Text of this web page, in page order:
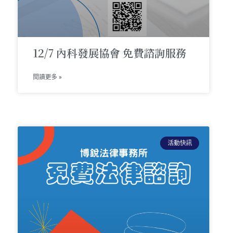
12/7 內科發展協會 免費諮詢服務
閱讀更多 »
活動快訊